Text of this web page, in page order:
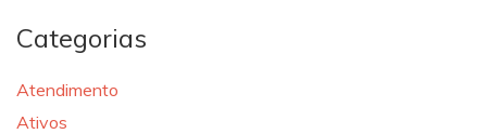
Categorias
Atendimento
Ativos